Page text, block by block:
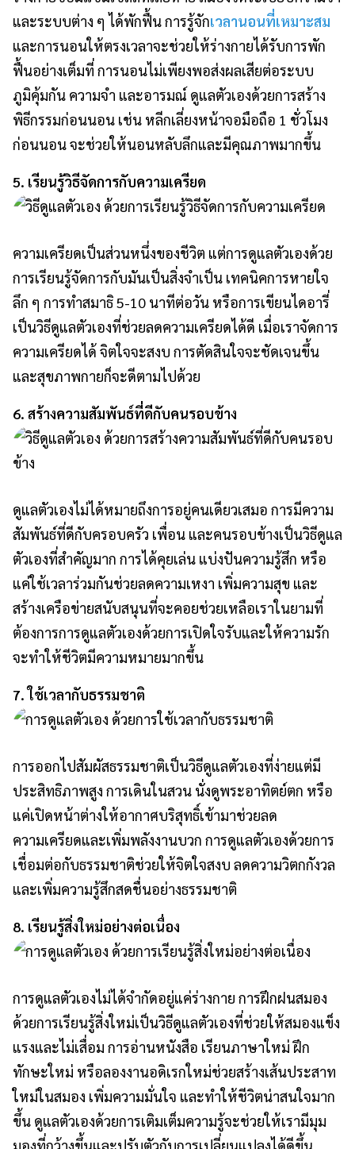
และระบบต่าง ๆ ได้พักฟื้น การรู้จักเวลานอนที่เหมาะสม
และการนอนให้ตรงเวลาจะช่วยให้ร่างกายได้รับการพัก
ฟื้นอย่างเต็มที่ การนอนไม่เพียงพอส่งผลเสียต่อระบบ
ภูมิคุ้มกัน ความจำ และอารมณ์ ดูแลตัวเองด้วยการสร้าง
พิธีกรรมก่อนนอน เช่น หลีกเลี่ยงหน้าจอมือถือ 1 ชั่วโมง
ก่อนนอน จะช่วยให้นอนหลับลึกและมีคุณภาพมากขึ้น
5. เรียนรู้วิธีจัดการกับความเครียด
ความเครียดเป็นส่วนหนึ่งของชีวิต แต่การดูแลตัวเองด้วย
การเรียนรู้จัดการกับมันเป็นสิ่งจำเป็น เทคนิคการหายใจ
ลึก ๆ การทำสมาธิ 5-10 นาทีต่อวัน หรือการเขียนไดอารี่
เป็นวิธีดูแลตัวเองที่ช่วยลดความเครียดได้ดี เมื่อเราจัดการ
ความเครียดได้ จิตใจจะสงบ การตัดสินใจจะชัดเจนขึ้น
และสุขภาพกายก็จะดีตามไปด้วย
6. สร้างความสัมพันธ์ที่ดีกับคนรอบข้าง
ดูแลตัวเองไม่ได้หมายถึงการอยู่คนเดียวเสมอ การมีความ
สัมพันธ์ที่ดีกับครอบครัว เพื่อน และคนรอบข้างเป็นวิธีดูแล
ตัวเองที่สำคัญมาก การได้คุยเล่น แบ่งปันความรู้สึก หรือ
แค่ใช้เวลาร่วมกันช่วยลดความเหงา เพิ่มความสุข และ
สร้างเครือข่ายสนับสนุนที่จะคอยช่วยเหลือเราในยามที่
ต้องการการดูแลตัวเองด้วยการเปิดใจรับและให้ความรัก
จะทำให้ชีวิตมีความหมายมากขึ้น
7. ใช้เวลากับธรรมชาติ
การออกไปสัมผัสธรรมชาติเป็นวิธีดูแลตัวเองที่ง่ายแต่มี
ประสิทธิภาพสูง การเดินในสวน นั่งดูพระอาทิตย์ตก หรือ
แค่เปิดหน้าต่างให้อากาศบริสุทธิ์เข้ามาช่วยลด
ความเครียดและเพิ่มพลังงานบวก การดูแลตัวเองด้วยการ
เชื่อมต่อกับธรรมชาติช่วยให้จิตใจสงบ ลดความวิตกกังวล
และเพิ่มความรู้สึกสดชื่นอย่างธรรมชาติ
8. เรียนรู้สิ่งใหม่อย่างต่อเนื่อง
การดูแลตัวเองไม่ได้จำกัดอยู่แค่ร่างกาย การฝึกฝนสมอง
ด้วยการเรียนรู้สิ่งใหม่เป็นวิธีดูแลตัวเองที่ช่วยให้สมองแข็ง
แรงและไม่เสื่อม การอ่านหนังสือ เรียนภาษาใหม่ ฝึก
ทักษะใหม่ หรือลองงานอดิเรกใหม่ช่วยสร้างเส้นประสาท
ใหม่ในสมอง เพิ่มความมั่นใจ และทำให้ชีวิตน่าสนใจมาก
ขึ้น ดูแลตัวเองด้วยการเติมเต็มความรู้จะช่วยให้เรามีมุม